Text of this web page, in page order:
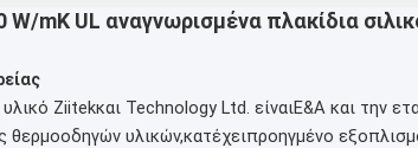
W/mK UL αναγνωρισμένα πλακίδια
Ziitekκαι Technology Ltd. είναιΕ&Α και την
θερμοοδηγών υλικών,κατέχειπροηγμένο